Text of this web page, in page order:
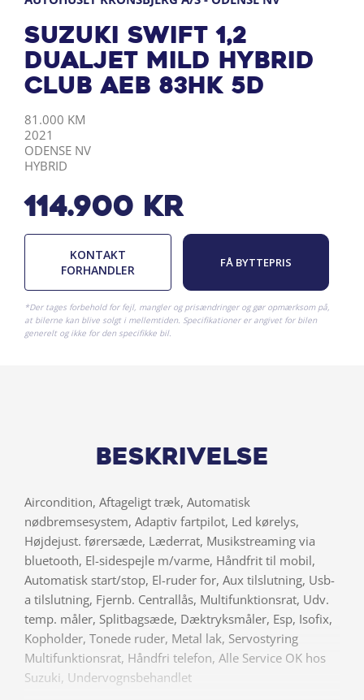
Suzuki Swift 1,2
Dualjet Mild hybrid
Club AEB 83HK 5d
KILOMETER
81.000 KM
ÅRGANG
2021
BY
ODENSE NV
DRIVMIDDEL
HYBRID
114.900 kr
KONTAKT
FORHANDLER
FÅ BYTTEPRIS
*Der tages forbehold for fejl, mangler og prisændringer og gør opmærksom på,
at bilerne kan blive solgt i mellemtiden. Specifikationer er angivet for bilen
generelt og ikke for den specifikke bil.
Beskrivelse
Aircondition, Aftageligt træk, Automatisk
nødbremsesystem, Adaptiv fartpilot, Led kørelys,
Højdejust. førersæde, Læderrat, Musikstreaming via
bluetooth, El-sidespejle m/varme, Håndfrit til mobil,
Automatisk start/stop, El-ruder for, Aux tilslutning, Usb-
a tilslutning, Fjernb. Centrallås, Multifunktionsrat, Udv.
temp. måler, Splitbagsæde, Dæktryksmåler, Esp, Isofix,
Kopholder, Tonede ruder, Metal lak, Servostyring
Multifunktionsrat, Håndfri telefon, Alle Service OK hos
Suzuki, Undervognsbehandlet